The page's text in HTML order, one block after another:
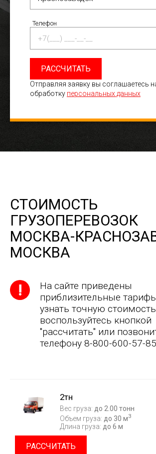
Телефон
РАССЧИТАТЬ
Отправляя заявку вы соглашаетесь
обработку персональных данных
СТОИМОСТЬ
ГРУЗОПЕРЕВОЗОК
МОСКВА-
МОСКВА
На сайте приведены
приблизительные
узнать точную стоимость
воспользуйтесь кнопкой
"рассчитать" или
телефону 8-800-600-57-85
2тн
Вес груза: до 2.00 тонн
Объем груза: до 30 м3
Длина груза: до 6 м
РАССЧИТАТЬ